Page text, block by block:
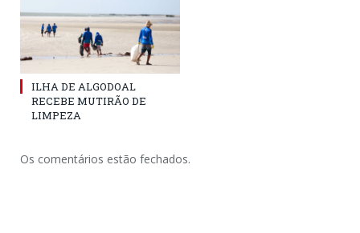
ILHA DE ALGODOAL
RECEBE MUTIRÃO DE
LIMPEZA
Os comentários estão fechados.